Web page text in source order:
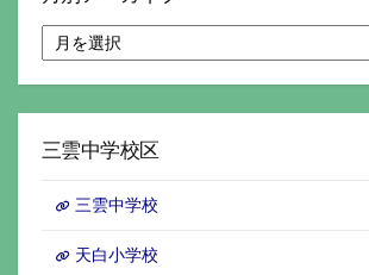
別
イ
三雲中学校区
三雲中学校
天白小学校